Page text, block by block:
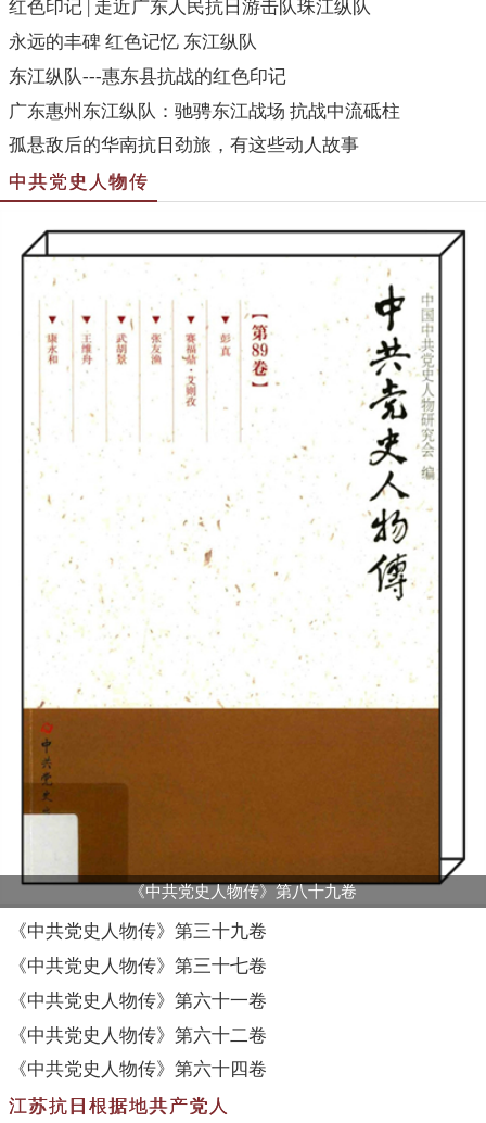
红色印记 | 走近广东人民抗日游击队珠江纵队
永远的丰碑 红色记忆 东江纵队
东江纵队---惠东县抗战的红色印记
广东惠州东江纵队：驰骋东江战场 抗战中流砥柱
孤悬敌后的华南抗日劲旅，有这些动人故事
中共党史人物传
《中共党史人物传》第八十九卷
《中共党史人物传》第三十九卷
《中共党史人物传》第三十七卷
《中共党史人物传》第六十一卷
《中共党史人物传》第六十二卷
《中共党史人物传》第六十四卷
江苏抗日根据地共产党人